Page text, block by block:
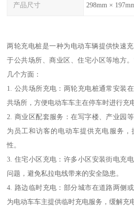
产品尺寸 298mm ×
两轮充电桩是一种为电动车辆提供快速
于公共场所、商业区、住宅小区等地方
几个方面：
1. 公共场所充电：两轮充电桩通常安装
共场所，方便电动车车主在停车时进行充
2. 商业区配套服务：在写字楼、产业园
为员工和访客的电动车提供充电服务，
性。
3. 住宅小区充电：许多小区安装街电充
问题，避免私拉电线带来的安全隐患。
4. 路边临时充电：部分城市在道路两侧
为电动车车主提供临时充电服务，缓解充